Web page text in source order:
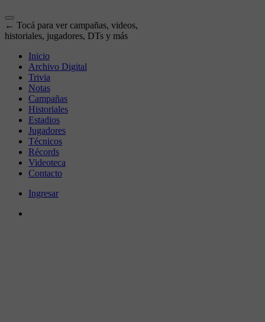
← Tocá para ver campañas, videos,
historiales, jugadores, DTs y más
Inicio
Archivo Digital
Trivia
Notas
Campañas
Historiales
Estadios
Jugadores
Técnicos
Récords
Videoteca
Contacto
Ingresar